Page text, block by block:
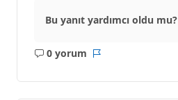
Bu yanıt yardımcı oldu mu?
0 yorum
Açıklama